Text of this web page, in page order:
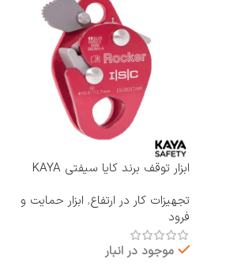
ابزار توقف برند کایا سیفتی KAYA
تجهیزات کار در ارتفاع, ابزار حمایت و
فرود
موجود در انبار